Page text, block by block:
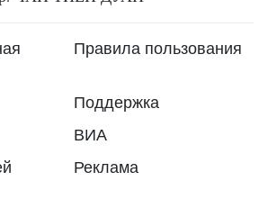
Правила пользования
Поддержка
ВИА
Реклама